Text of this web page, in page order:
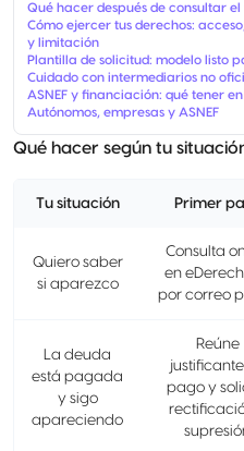
Qué hacer después de consultar
Cómo ejercer tus derechos:
y limitación
Plantilla de solicitud: modelo listo
Cuidado con intermediarios no
ASNEF y financiación: qué tener
Autónomos, empresas y ASNEF
Qué hacer según tu
Tu situación Primer
Quiero saber
si aparezco
Consulta
en
por correo
La deuda
está pagada
y sigo
apareciendo
Reúne
pago y